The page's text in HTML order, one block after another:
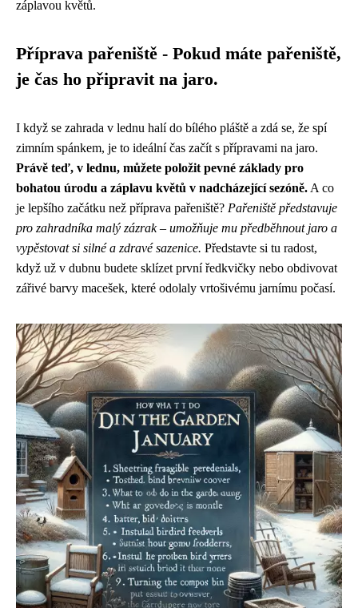
záplavou květů.
Příprava pařeniště - Pokud máte pařeniště,
je čas ho připravit na jaro.
I když se zahrada v lednu halí do bílého pláště a zdá se, že spí
zimním spánkem, je to ideální čas začít s přípravami na jaro.
Právě teď, v lednu, můžete položit pevné základy pro
bohatou úrodu a záplavu květů v nadcházející sezóně. A co
je lepšího začátku než příprava pařeniště? Pařeniště představuje
pro zahradníka malý zázrak – umožňuje mu předběhnout jaro a
vypěstovat si silné a zdravé sazenice. Představte si tu radost,
když už v dubnu budete sklízet první ředkvičky nebo obdivovat
zářivé barvy macešek, které odolaly vrtošivému jarnímu počasí.